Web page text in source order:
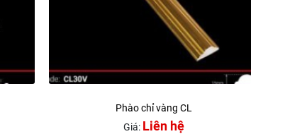
Phào chỉ vàng CL
Giá: Liên hệ